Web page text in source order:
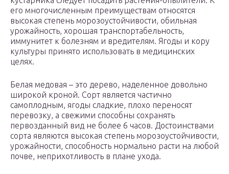
его многочисленным преимуществам относятся
высокая степень морозоустойчивости, обильная
урожайность, хорошая транспортабельность,
иммунитет к болезням и вредителям. Ягоды и кору
культуры принято использовать в медицинских
целях.
Белая медовая – это дерево, наделенное довольно
широкой кроной. Сорт является частично
самоплодным, ягоды сладкие, плохо переносят
перевозку, а свежими способны сохранять
первозданный вид не более 6 часов. Достоинствами
сорта являются высокая степень морозоустойчивости,
урожайности, способность нормально расти на любой
почве, неприхотливость в плане ухода.